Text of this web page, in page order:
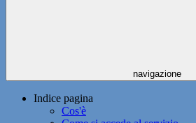
navigazione
Indice pagina
Cos'è